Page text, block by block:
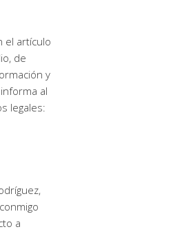
el artículo
de
y
al
legales:
a